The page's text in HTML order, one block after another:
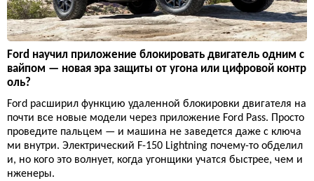
Ford научил приложение блокировать двигатель одним с
вайпом — новая эра защиты от угона или цифровой контр
оль?
Ford расширил функцию удаленной блокировки двигателя на
почти все новые модели через приложение Ford Pass. Просто
проведите пальцем — и машина не заведется даже с ключа
ми внутри. Электрический F-150 Lightning почему-то обделил
и, но кого это волнует, когда угонщики учатся быстрее, чем и
нженеры.